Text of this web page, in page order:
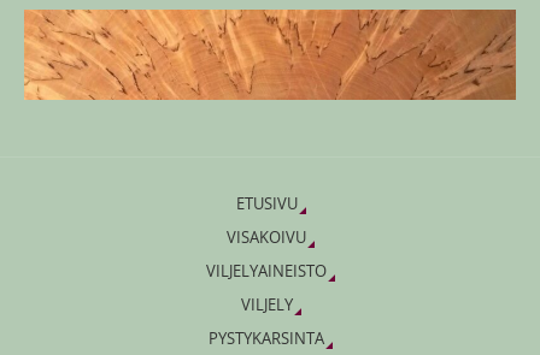
ETUSIVU
VISAKOIVU
VILJELYAINEISTO
VILJELY
PYSTYKARSINTA